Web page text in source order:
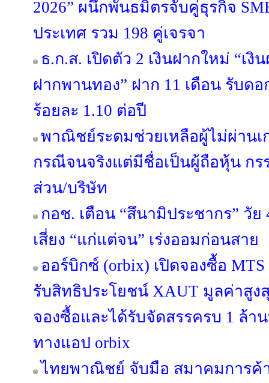
2026” ผนึกพันธมิตรจับคู่ธุรกิจ
ประเทศ รวม 198 คู่เจรจา
ธ.ก.ส. เปิดตัว 2 เงินฝากใหม่ “เงิ
ฝากพานทอง” ฝาก 11 เดือน รับดอ
ร้อยละ 1.10 ต่อปี
พาณิชย์ระดมช่วยเหลือผู้ไม่ผ่าน
กรณีจนจริงแต่มีชื่อเป็นผู้ถือหุ้น ก
ส่วน/บริษัท
กอช. เตือน “สึนามิประชากร” วัย
เสี่ยง “แก่แต่จน” เร่งออมก่อนสาย
ออร์บิกซ์ (orbix) เปิดจองซื้อ MTS
รับสิทธิประโยชน์ XAUT มูลค่าสูง
จองซื้อและได้รับจัดสรรครบ 1 ล้า
ทางแอป orbix
ไทยพาณิชย์ จับมือ สมาคมการค้